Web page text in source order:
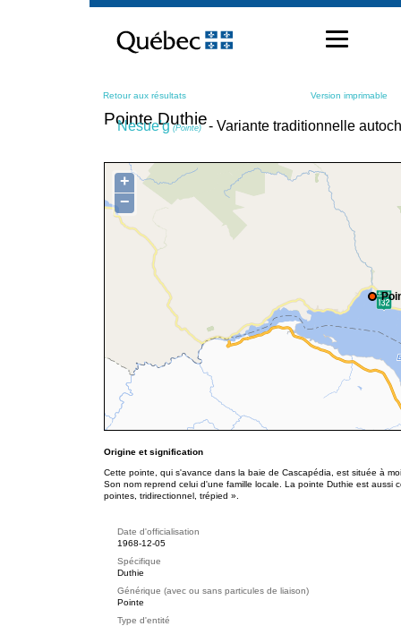
contenu
Retour aux résultats Version imprimable
Pointe Duthie
Nesue'g (Pointe) - Variante traditionnelle
+
−
Origine et signification
Cette pointe, qui s'avance dans la baie de Cascapédia, est située à
Son nom reprend celui d'une famille locale. La pointe Duthie est aussi
pointes, tridirectionnel, trépied ».
Date d'officialisation
1968-12-05
Spécifique
Duthie
Générique (avec ou sans particules de liaison)
Pointe
Type d'entité